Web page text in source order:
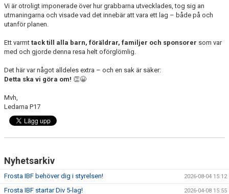
Vi är otroligt imponerade över hur grabbarna utvecklades, tog sig an
utmaningarna och visade vad det innebär att vara ett lag – både på och
utanför planen.
Ett varmt tack till alla barn, föräldrar, familjer och sponsorer som var
med och gjorde denna resa helt oförglömlig.
Det här var något alldeles extra – och en sak är säker:
Detta ska vi göra om! 👏😀
Mvh,
Ledarna P17
Nyhetsarkiv
Frosta IBF behöver dig i styrelsen! 2026-08-04 15:12
Frosta IBF startar Div 5-lag! 2026-04-08 15:55